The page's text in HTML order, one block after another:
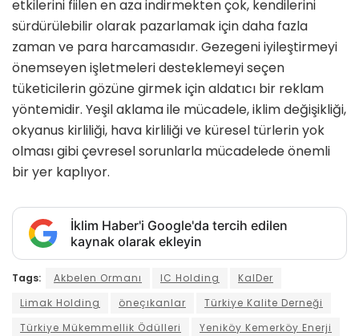
etkilerini fiilen en aza indirmekten çok, kendilerini
sürdürülebilir olarak pazarlamak için daha fazla
zaman ve para harcamasıdır. Gezegeni iyileştirmeyi
önemseyen işletmeleri desteklemeyi seçen
tüketicilerin gözüne girmek için aldatıcı bir reklam
yöntemidir. Yeşil aklama ile mücadele, iklim değişikliği,
okyanus kirliliği, hava kirliliği ve küresel türlerin yok
olması gibi çevresel sorunlarla mücadelede önemli
bir yer kaplıyor.
İklim Haber'i Google'da tercih edilen
kaynak olarak ekleyin
Tags: Akbelen Ormanı IC Holding
KalDer
Limak Holding
öneçıkanlar
Türkiye Kalite Derneği
Türkiye Mükemmellik Ödülleri
Yeniköy Kemerköy Enerji